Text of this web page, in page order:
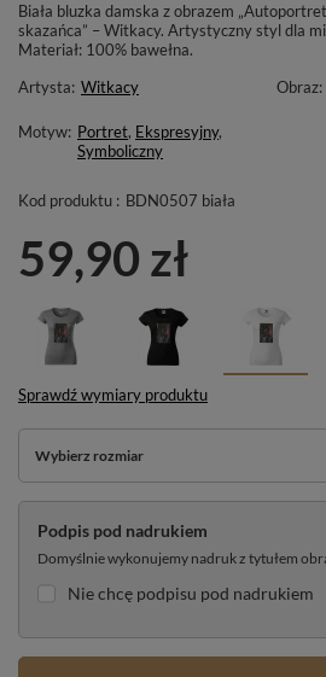
Biała bluzka damska z obrazem
skazańca” – Witkacy. Artystyczny styl dla
Materiał: 100% bawełna.
Artysta: Witkacy Obraz:
Motyw: Portret, Ekspresyjny,
Symboliczny
Kod produktu : BDN0507 biała
59,90 zł
Sprawdź wymiary produktu
Wybierz rozmiar
Podpis pod nadrukiem
Domyślnie wykonujemy nadruk z tytułem
Nie chcę podpisu pod nadrukiem